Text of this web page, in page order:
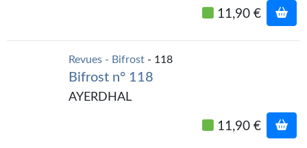
Revue de presse
11,90 €
Revues - Bifrost - 118
Bifrost n° 118
AYERDHAL
11,90 €